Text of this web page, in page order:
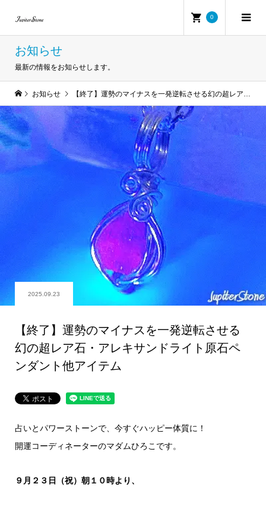
0
お知らせ
最新の情報をお知らせします。
お知らせ 【終了】運勢のマイナスを一発逆転させる幻の超レア石・アレキサンドライト原石ペンダント他アイテム
2025.09.23
【終了】運勢のマイナスを一発逆転させる
幻の超レア石・アレキサンドライト原石ペ
ンダント他アイテム
占いとパワーストーンで、今すぐハッピー体質に！
開運コーディネーターのマダムひろこです。
９月２３日（祝）朝１０時より、